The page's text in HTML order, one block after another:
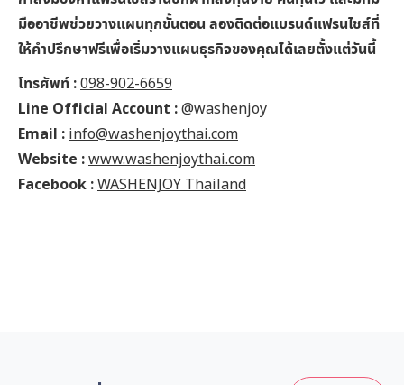
มืออาชีพช่วยวางแผนทุกขั้นตอน ลองติดต่อแบรนด์แฟรนไชส์ที่
ให้คำปรึกษาฟรีเพื่อเริ่มวางแผนธุรกิจของคุณได้เลยตั้งแต่วันนี้
โทรศัพท์ :098-902-6659
Line Official Account :@washenjoy
Email : info@washenjoythai.com
Website :www.washenjoythai.com
Facebook :WASHENJOY Thailand